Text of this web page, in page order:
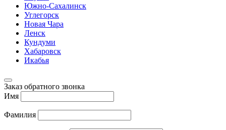
Южно-Сахалинск
Углегорск
Новая Чара
Ленск
Кундуми
Хабаровск
Икабья
Заказ обратного звонка
Имя
Фамилия